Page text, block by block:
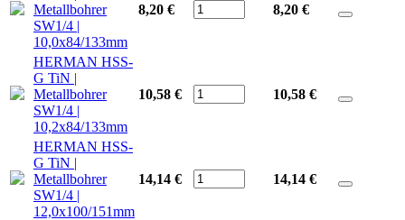
Metallbohrer
SW1/4 |
10,0x84/133mm
8,20 € 8,20 €
HERMAN HSS-
G TiN |
Metallbohrer
SW1/4 |
10,2x84/133mm
10,58 € 10,58 €
HERMAN HSS-
G TiN |
Metallbohrer
SW1/4 |
12,0x100/151mm
14,14 € 14,14 €